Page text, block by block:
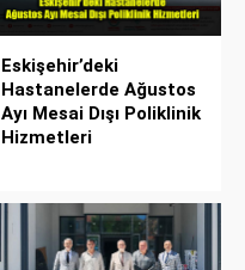
Eskişehir’deki
Hastanelerde Ağustos
Ayı Mesai Dışı Poliklinik
Hizmetleri